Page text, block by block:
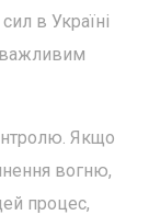
в Україні
важливим
Якщо
вогню,
процес,